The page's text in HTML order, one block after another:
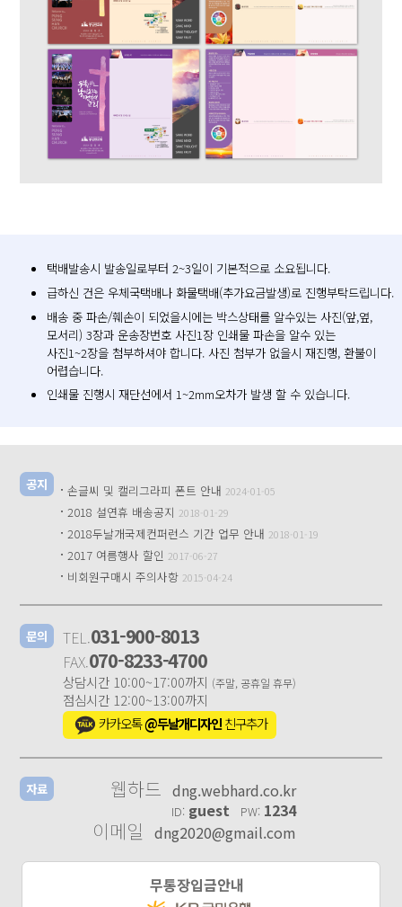
택배발송시 발송일로부터 2~3일이 기본적으로 소요됩니다.
급하신 건은 우체국택배나 화물택배(추가요금발생)로 진행부탁드립니다.
배송 중 파손/훼손이 되었을시에는 박스상태를 알수있는 사진(앞,옆,
모서리) 3장과 운송장번호 사진1장 인쇄물 파손을 알수 있는
사진1~2장을 첨부하셔야 합니다. 사진 첨부가 없을시 재진행, 환불이
어렵습니다.
인쇄물 진행시 재단선에서 1~2mm오차가 발생 할 수 있습니다.
공지 · 손글씨 및 캘리그라피 폰트 안내 2024-01-05
· 2018 설연휴 배송공지 2018-01-29
· 2018두날개국제컨퍼런스 기간 업무 안내 2018-01-19
· 2017 여름행사 할인 2017-06-27
· 비회원구매시 주의사항 2015-04-24
문의 TEL.031-900-8013
FAX.070-8233-4700
상담시간 10:00~17:00까지 (주말, 공휴일 휴무)
점심시간 12:00~13:00까지
카카오톡@두날개디자인친구추가
자료 웹하드 dng.webhard.co.kr
ID: guest PW: 1234
이메일 dng2020@gmail.com
무통장입금안내